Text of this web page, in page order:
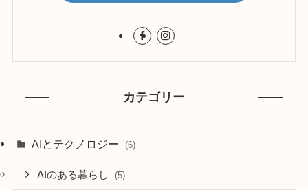
カテゴリー
AIとテクノロジー (6)
AIのある暮らし (5)